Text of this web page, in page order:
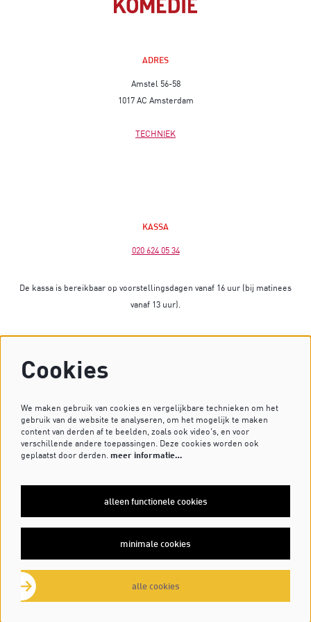
ADRES
Amstel 56-58
1017 AC Amsterdam
TECHNIEK
KASSA
020 624 05 34
De kassa is bereikbaar op voorstellingsdagen vanaf 16 uur (bij matinees
vanaf 13 uur).
Heb je vragen? Stuur dan een mailtje naar
VOLG ONS OP
MELD JE AAN VOOR DE NIEUWSBRIEF
Cookies
We maken gebruik van cookies en vergelijkbare technieken om het
gebruik van de website te analyseren, om het mogelijk te maken
content van derden af te beelden, zoals ook video’s, en voor
verschillende andere toepassingen. Deze cookies worden ook
geplaatst door derden. meer informatie…
alleen functionele cookies
minimale cookies
alle cookies